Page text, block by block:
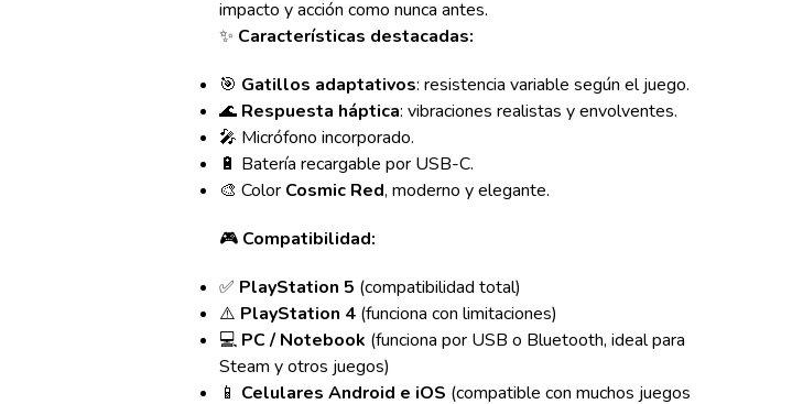
impacto y acción como nunca antes.
✨ Características destacadas:
🎯 Gatillos adaptativos: resistencia variable según el juego.
🌊 Respuesta háptica: vibraciones realistas y envolventes.
🎤 Micrófono incorporado.
🔋 Batería recargable por USB-C.
🎨 Color Cosmic Red, moderno y elegante.
🎮 Compatibilidad:
✅ PlayStation 5 (compatibilidad total)
⚠️ PlayStation 4 (funciona con limitaciones)
💻 PC / Notebook (funciona por USB o Bluetooth, ideal para
Steam y otros juegos)
📱 Celulares Android e iOS (compatible con muchos juegos